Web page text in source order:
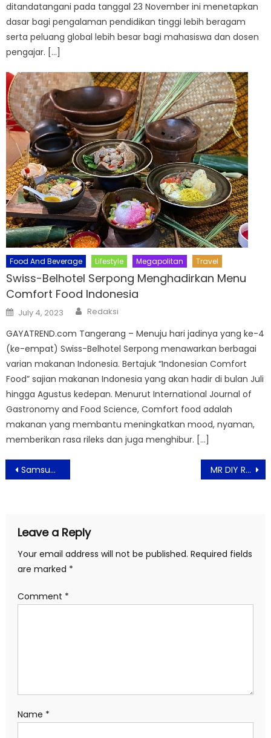
ditandatangani pada tanggal 23 November ini menetapkan
dasar bagi pengalaman pendidikan tinggi lebih beragam
serta peluang global lebih besar bagi mahasiswa dan dosen
pengajar. […]
Food And Beverage Lifestyle Megapolitan Travel
Swiss-Belhotel Serpong Menghadirkan Menu
Comfort Food Indonesia
Posted
on
July 4, 2023 Author
Redaksi
GAYATREND.com Tangerang – Menuju hari jadinya yang ke-4
(ke-empat) Swiss-Belhotel Serpong menawarkan berbagai
varian makanan Indonesia. Bertajuk “Indonesian Comfort
Food” sajian makanan Indonesia yang akan hadir di bulan Juli
hingga Agustus kedepan. Menurut International Journal of
Gastronomy and Food Science, Comfort food adalah
makanan yang membantu meningkatkan mood, nyaman,
memberikan rasa rileks dan juga menghibur. […]
Post
navigation
Samsung Hadirkan Perangkat Rumah Tangga Terbaru dengan AI di Acara “Welcome to Bespoke AI” MR DIY Raih Indonesia Digital Popular Brand Award 2024 Kategori Toko Perlengkapan Rumah
Leave a Reply
Your email address will not be published. Required fields
are marked *
Comment *
Name *